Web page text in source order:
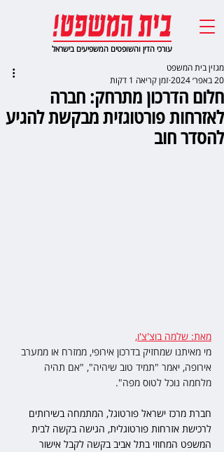
עורכי הדין והשופטים המשפיעים בישראל
חלום הדרכון מתרחק: חברה
לאזרחות פורטוגזית מבקשת להגיע
להסדר חוב
מגזין בית המשפט
20 באפר׳ 2024
זמן קריאה 1 דקות
מאת: שלמה בוצ'צ'ו,
מי מאיתנו שמחזיק בדרכון אירופי, ממזרח או ממערב
אירופה, יאמר "תמיד טוב שיהיה", "אם תהיה
מלחמה נוכל לטוס מפה".
חברת מרכז ישראל פורטוגל, המתמחה בשירותים
לרכישת אזרחות פורטוגלית, הגישה בקשה לבית
המשפט המחוזי בתל אביב בקשה לקבל אישור